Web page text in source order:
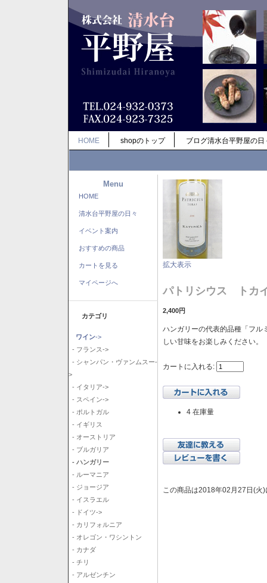
HOME shopのトップ ブログ清水台平野屋の日
Menu
HOME
清水台平野屋の日々
イベント案内
おすすめの商品
カートを見る
マイページへ
カテゴリ
ワイン->
- フランス->
- シャンパン・ヴァンムスー-
>
- イタリア->
- スペイン->
- ポルトガル
- イギリス
- オーストリア
- ブルガリア
- ハンガリー
- ルーマニア
- ジョージア
- イスラエル
- ドイツ->
- カリフォルニア
- オレゴン・ワシントン
- カナダ
- チリ
- アルゼンチン
拡大表示
パトリシウス トカ
2,400円
ハンガリーの代表的品種「フル
しい甘味をお楽しみください。
カートに入れる:
4 在庫量
この商品は2018年02月27日(火